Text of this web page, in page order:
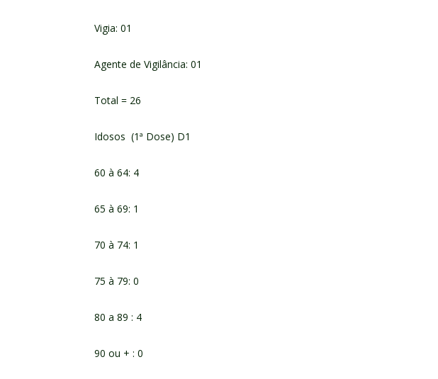
Vigia: 01
Agente de Vigilância: 01
Total = 26
Idosos (1ª Dose) D1
60 à 64: 4
65 à 69: 1
70 à 74: 1
75 à 79: 0
80 a 89 : 4
90 ou + : 0